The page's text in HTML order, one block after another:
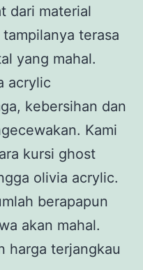
dari material
terasa
yang mahal.
acrylic
kebersihan dan
Kami
kursi ghost
olivia acrylic.
berapapun
akan mahal.
harga terjangkau